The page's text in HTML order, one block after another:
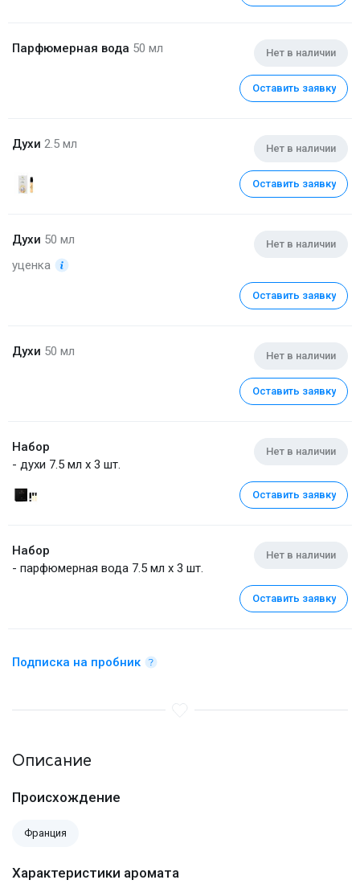
Парфюмерная вода 50 мл Нет в наличии
Оставить заявку
Духи 2.5 мл Нет в наличии
Оставить заявку
Духи 50 мл
уценка
Нет в наличии
Оставить заявку
Духи 50 мл Нет в наличии
Оставить заявку
Набор
- духи 7.5 мл x 3 шт.
Нет в наличии
Оставить заявку
Набор
- парфюмерная вода 7.5 мл x 3 шт.
Нет в наличии
Оставить заявку
Подписка на пробник
Описание
Происхождение
Франция
Характеристики аромата